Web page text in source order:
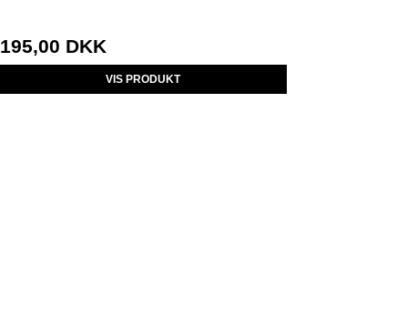
195,00 DKK
VIS PRODUKT